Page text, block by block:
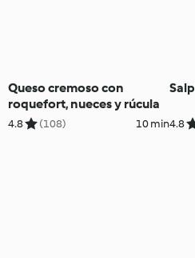
Queso cremoso con
roquefort, nueces y rúcula
4.8 (108) 10 min4.8